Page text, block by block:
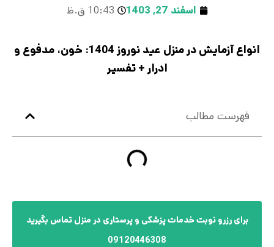
اسفند 27, 1403 10:43 ق.ظ
انواع آزمایش در منزل عید نوروز 1404: خون، مدفوع و
ادرار + تفسیر
فهرست مطالب
برای رزرو نوبت خدمات پزشکی و پرستاری در منزل تماس بگیرید
09120446308